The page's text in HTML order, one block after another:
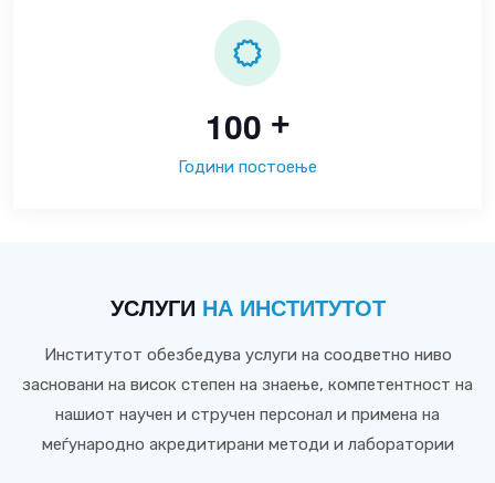
100 +
Години постоење
УСЛУГИ НА ИНСТИТУТОТ
Институтот обезбедува услуги на соодветно ниво
засновани на висок степен на знаење, компетентност на
нашиот научен и стручен персонал и примена на
меѓународно акредитирани методи и лаборатории